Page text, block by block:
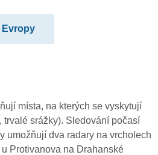
Evropy
místa, na kterých se vyskytují
, trvalé srážky). Sledování počasí
umožňují dva radary na vrcholech
Protivanova na Drahanské